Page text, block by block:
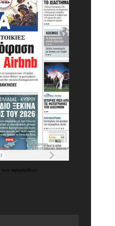
των εφημερίδων